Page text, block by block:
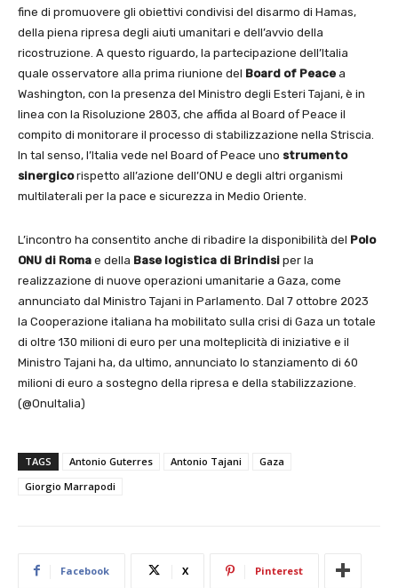
fine di promuovere gli obiettivi condivisi del disarmo di Hamas,
della piena ripresa degli aiuti umanitari e dell’avvio della
ricostruzione. A questo riguardo, la partecipazione dell’Italia
quale osservatore alla prima riunione del Board of Peace a
Washington, con la presenza del Ministro degli Esteri Tajani, è in
linea con la Risoluzione 2803, che affida al Board of Peace il
compito di monitorare il processo di stabilizzazione nella Striscia.
In tal senso, l’Italia vede nel Board of Peace uno strumento
sinergicorispetto all’azione dell’ONU e degli altri organismi
multilaterali per la pace e sicurezza in Medio Oriente.
L’incontro ha consentito anche di ribadire la disponibilità del Polo
ONU di Roma e della Base logistica di Brindisi per la
realizzazione di nuove operazioni umanitarie a Gaza, come
annunciato dal Ministro Tajani in Parlamento. Dal 7 ottobre 2023
la Cooperazione italiana ha mobilitato sulla crisi di Gaza un totale
di oltre 130 milioni di euro per una molteplicità di iniziative e il
Ministro Tajani ha, da ultimo, annunciato lo stanziamento di 60
milioni di euro a sostegno della ripresa e della stabilizzazione.
(@OnuItalia)
TAGS Antonio Guterres Antonio Tajani
Gaza
Giorgio Marrapodi
Facebook X Pinterest